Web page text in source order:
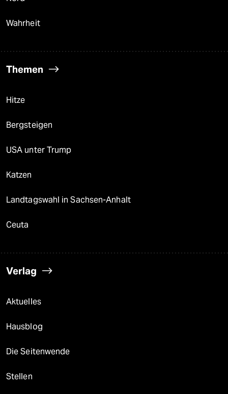
Wahrheit
Themen
Hitze
Bergsteigen
USA unter Trump
Katzen
Landtagswahl in Sachsen-Anhalt
Ceuta
Verlag
Aktuelles
Hausblog
Die Seitenwende
Stellen